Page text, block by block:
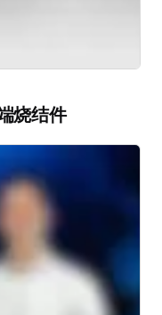
烧结件